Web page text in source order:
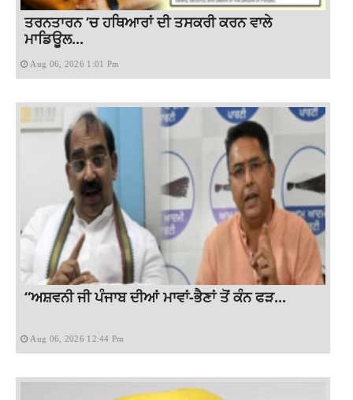
ਤਰਨਤਾਰਨ ‘ਚ ਹਥਿਆਰਾਂ ਦੀ ਤਸਕਰੀ ਕਰਨ ਵਾਲੇ
ਮਾਡਿਊਲ...
Aug 06, 2026 1:01 Pm
“ਅਸ਼ਵਨੀ ਜੀ ਪੰਜਾਬ ਦੀਆਂ ਮਾਵਾਂ-ਭੈਣਾਂ ਤੋਂ ਕੰਨ ਫੜ...
Aug 06, 2026 12:44 Pm